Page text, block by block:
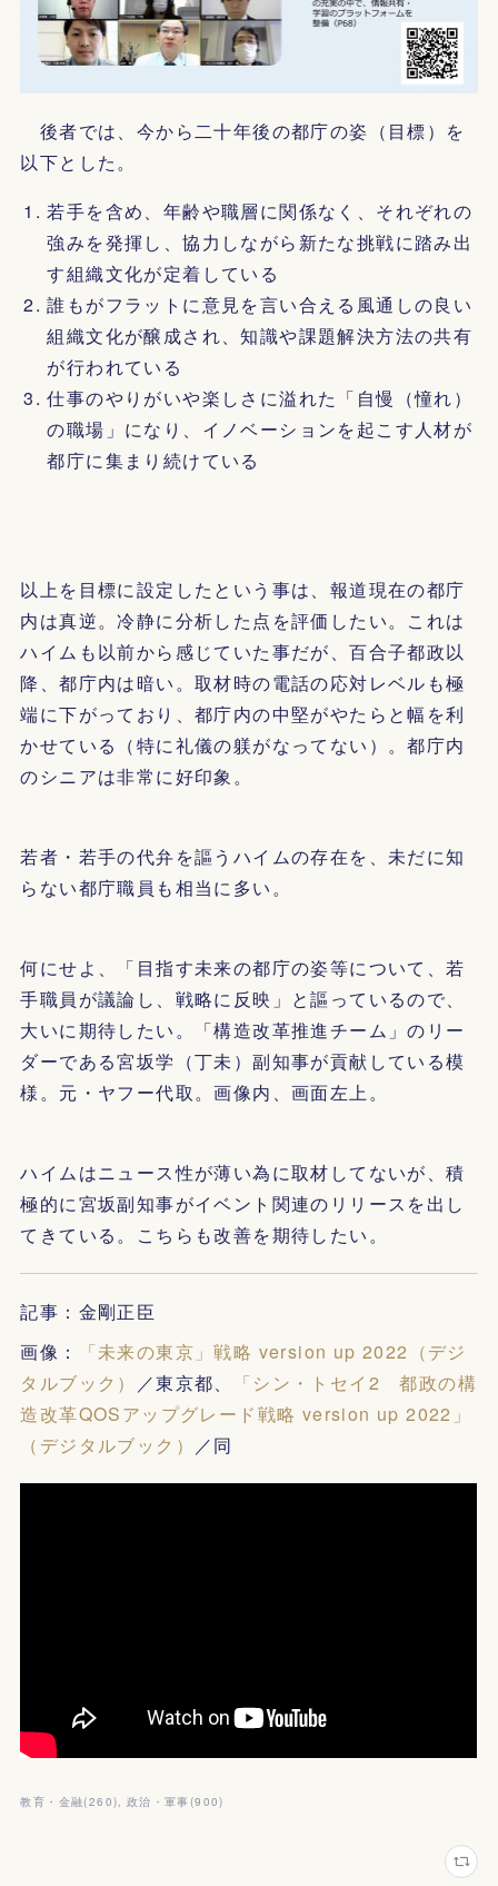
後者では、今から二十年後の都庁の姿（目標）を
以下とした。
若手を含め、年齢や職層に関係なく、それぞれの
強みを発揮し、協力しながら新たな挑戦に踏み出
す組織文化が定着している
誰もがフラットに意見を言い合える風通しの良い
組織文化が醸成され、知識や課題解決方法の共有
が行われている
仕事のやりがいや楽しさに溢れた「自慢（憧れ）
の職場」になり、イノベーションを起こす人材が
都庁に集まり続けている
以上を目標に設定したという事は、報道現在の都庁
内は真逆。冷静に分析した点を評価したい。これは
ハイムも以前から感じていた事だが、百合子都政以
降、都庁内は暗い。取材時の電話の応対レベルも極
端に下がっており、都庁内の中堅がやたらと幅を利
かせている（特に礼儀の躾がなってない）。都庁内
のシニアは非常に好印象。
若者・若手の代弁を謳うハイムの存在を、未だに知
らない都庁職員も相当に多い。
何にせよ、「目指す未来の都庁の姿等について、若
手職員が議論し、戦略に反映」と謳っているので、
大いに期待したい。「構造改革推進チーム」のリー
ダーである宮坂学（丁未）副知事が貢献している模
様。元・ヤフー代取。画像内、画面左上。
ハイムはニュース性が薄い為に取材してないが、積
極的に宮坂副知事がイベント関連のリリースを出し
てきている。こちらも改善を期待したい。
記事：金剛正臣
画像：
「未来の東京」戦略 version up 2022（デジ
タルブック）
／東京都、
「シン・トセイ2 都政の構
造改革QOSアップグレード戦略 version up 2022」
（デジタルブック）
／同
教育・金融 (260) 政治・軍事 (900)